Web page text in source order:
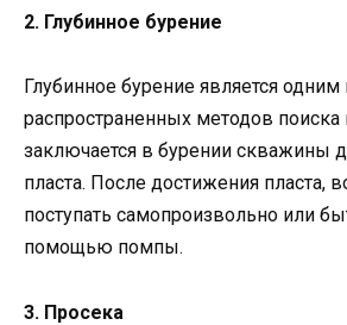
2. Глубинное бурение
Глубинное бурение является
распространенных методов
заключается в бурении скважины
пласта. После достижения пласта,
поступать самопроизвольно или
помощью помпы.
3. Просека